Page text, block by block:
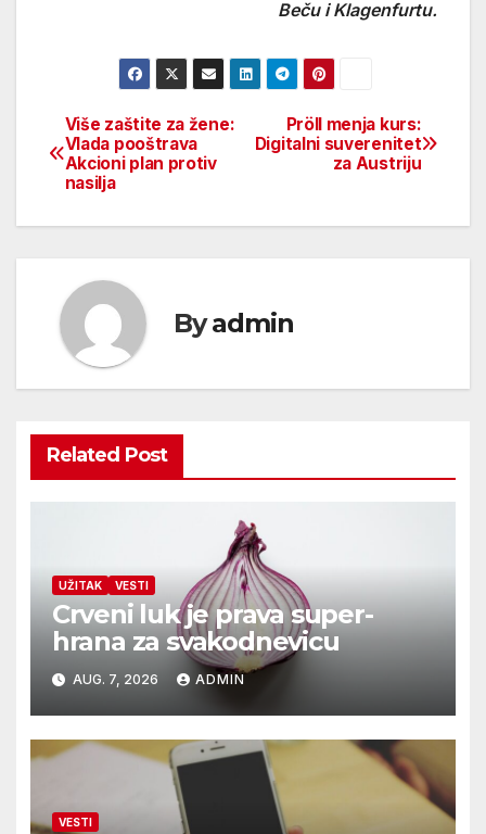
Beču i Klagenfurtu.
Beitragsnavigation
Pröll menja kurs:
Digitalni suverenitet
za Austriju
Više zaštite za žene:
Vlada pooštrava
Akcioni plan protiv
nasilja
Byadmin
Related Post
UŽITAK VESTI
Crveni luk je prava super-
hrana za svakodnevicu
AUG. 7, 2026 ADMIN
VESTI